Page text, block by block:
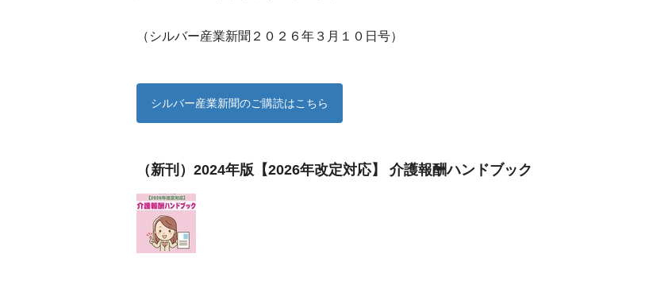
（シルバー産業新聞２０２６年３月１０日号）
シルバー産業新聞のご購読はこちら
（新刊）2024年版【2026年改定対応】 介護報酬ハンドブック